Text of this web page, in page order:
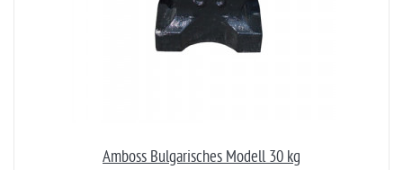
Amboss Bulgarisches Modell 30 kg